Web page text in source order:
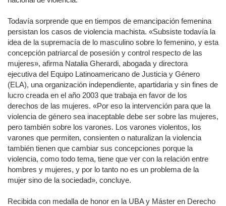
Todavía sorprende que en tiempos de emancipación femenina
persistan los casos de violencia machista. «Subsiste todavía la
idea de la supremacía de lo masculino sobre lo femenino, y esta
concepción patriarcal de posesión y control respecto de las
mujeres», afirma Natalia Gherardi, abogada y directora
ejecutiva del Equipo Latinoamericano de Justicia y Género
(ELA), una organización independiente, apartidaria y sin fines de
lucro creada en el año 2003 que trabaja en favor de los
derechos de las mujeres. «Por eso la intervención para que la
violencia de género sea inaceptable debe ser sobre las mujeres,
pero también sobre los varones. Los varones violentos, los
varones que permiten, consienten o naturalizan la violencia
también tienen que cambiar sus concepciones porque la
violencia, como todo tema, tiene que ver con la relación entre
hombres y mujeres, y por lo tanto no es un problema de la
mujer sino de la sociedad», concluye.
Recibida con medalla de honor en la UBA y Máster en Derecho